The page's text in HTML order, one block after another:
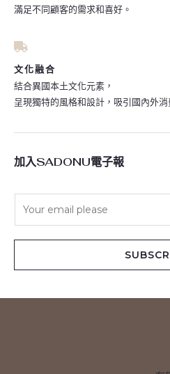
滿足不同顧客的需求和喜好。
文化融合
結合異國本土文化元素，
呈現獨特的風格和設計，吸引國內外消
加入SADONU電子報